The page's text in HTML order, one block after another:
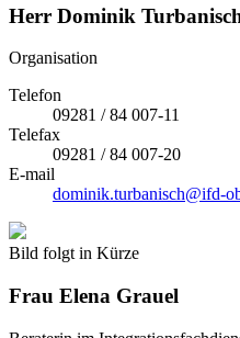
Herr Dominik
Organisation
Telefon
09281 / 84 007-11
Telefax
09281 / 84 007-20
E-mail
dominik.turbanisch@ifd-
Bild folgt in Kürze
Frau Elena Grauel